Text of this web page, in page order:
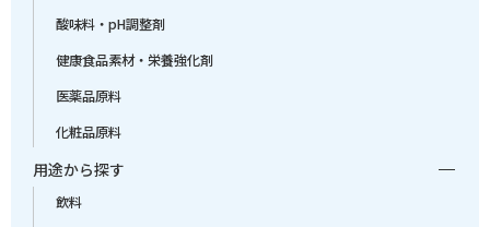
酸味料・pH調整剤
健康食品素材・栄養強化剤
医薬品原料
化粧品原料
用途から探す
飲料